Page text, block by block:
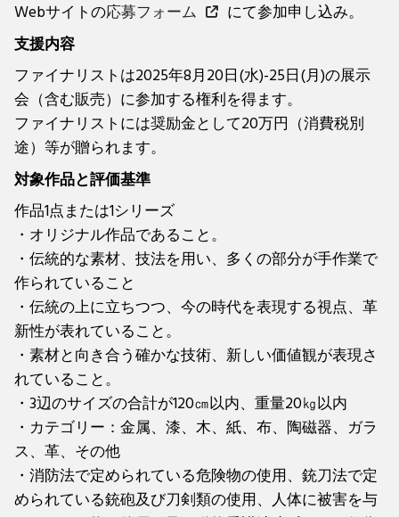
Webサイトの応募フォーム
にて参加申し込み。
支援内容
ファイナリストは2025年8月20日(水)-25日(月)の展示
会（含む販売）に参加する権利を得ます。
ファイナリストには奨励金として20万円（消費税別
途）等が贈られます。
対象作品と評価基準
作品1点または1シリーズ
・オリジナル作品であること。
・伝統的な素材、技法を用い、多くの部分が手作業で
作られていること
・伝統の上に立ちつつ、今の時代を表現する視点、革
新性が表れていること。
・素材と向き合う確かな技術、新しい価値観が表現さ
れていること。
・3辺のサイズの合計が120㎝以内、重量20㎏以内
・カテゴリー：金属、漆、木、紙、布、陶磁器、ガラ
ス、革、その他
・消防法で定められている危険物の使用、銃刀法で定
められている銃砲及び刀剣類の使用、人体に被害を与